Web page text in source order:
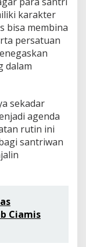
karakter
bisa membina
persatuan
dalam
sekadar
agenda
rutin ini
santriwan
Ciamis